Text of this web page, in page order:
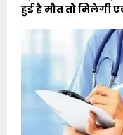
हुई है मौत तो मिलेगी